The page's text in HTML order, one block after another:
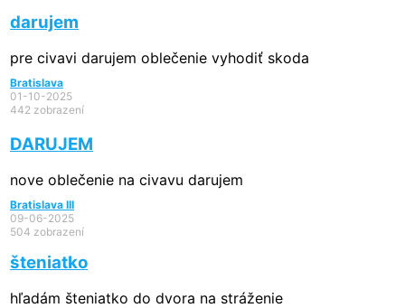
darujem
pre civavi darujem oblečenie vyhodiť skoda
Bratislava
01-10-2025
442 zobrazení
DARUJEM
nove oblečenie na civavu darujem
Bratislava III
09-06-2025
504 zobrazení
šteniatko
hľadám šteniatko do dvora na stráženie